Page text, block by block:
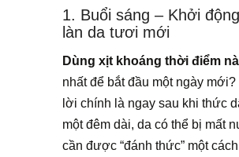
1. Buổi sáng – Khởi
làn da tươi mới
Dùng xịt khoáng thời điểm
nhất để bắt đầu một ngày mới?
lời chính là ngay sau khi thức
một đêm dài, da có thể bị mất
cần được “đánh thức” một